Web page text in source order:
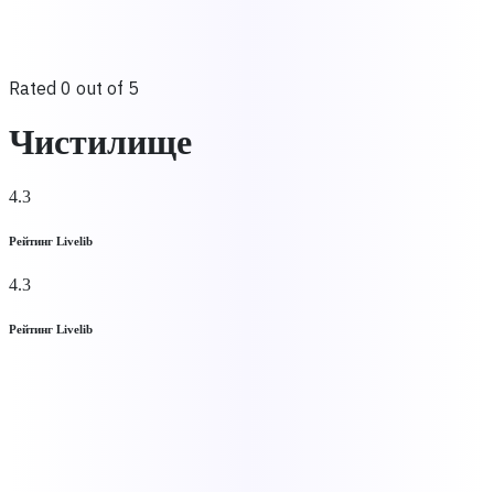
Rated 0 out of 5
Чистилище
4.3
Рейтинг Livelib
4.3
Рейтинг Livelib